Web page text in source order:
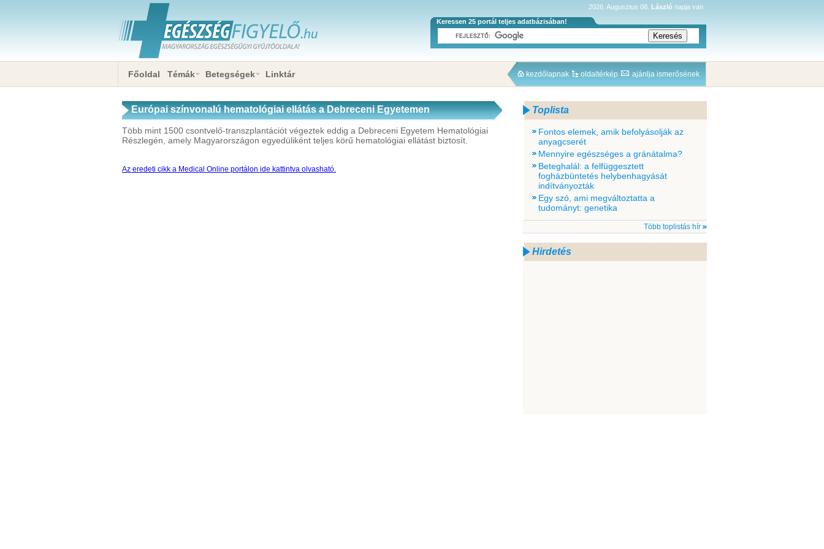
2026. Augusztus 08. László napja van
Keressen 25 portál teljes adatbázisában!
Főoldal Témák Betegségek Linktár kezdőlapnak oldaltérkép ajánlja ismerősének
Európai színvonalú hematológiai ellátás a Debreceni Egyetemen
Több mint 1500 csontvelő-transzplantációt végeztek eddig a Debreceni Egyetem Hematológiai
Részlegén, amely Magyarországon egyedüliként teljes körű hematológiai ellátást biztosít.
Az eredeti cikk a Medical Online portálon ide kattintva olvasható.
Toplista
Fontos elemek, amik befolyásolják az
anyagcserét
Mennyire egészséges a gránátalma?
Beteghalál: a felfüggesztett
fogházbüntetés helybenhagyását
indítványozták
Egy szó, ami megváltoztatta a
tudományt: genetika
Több toplistás hír
Hirdetés